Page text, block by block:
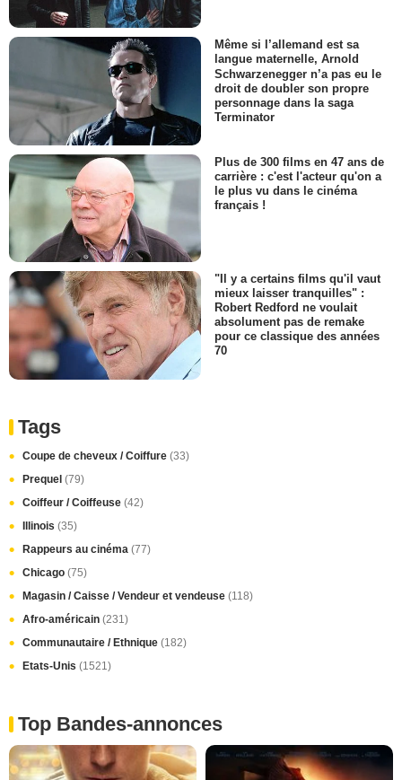
Même si l’allemand est sa
langue maternelle, Arnold
Schwarzenegger n’a pas eu le
droit de doubler son propre
personnage dans la saga
Terminator
Plus de 300 films en 47 ans de
carrière : c'est l'acteur qu'on a
le plus vu dans le cinéma
français !
"Il y a certains films qu'il vaut
mieux laisser tranquilles" :
Robert Redford ne voulait
absolument pas de remake
pour ce classique des années
70
Tags
Coupe de cheveux / Coiffure (33)
Prequel (79)
Coiffeur / Coiffeuse (42)
Illinois (35)
Rappeurs au cinéma (77)
Chicago (75)
Magasin / Caisse / Vendeur et vendeuse (118)
Afro-américain (231)
Communautaire / Ethnique (182)
Etats-Unis (1521)
Top Bandes-annonces